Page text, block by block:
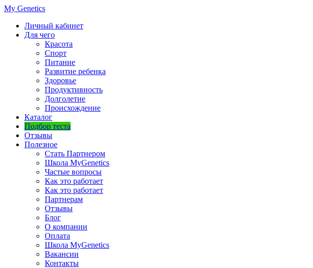
My Genetics
Личный кабинет
Для чего
Красота
Спорт
Питание
Развитие ребенка
Здоровье
Продуктивность
Долголетие
Происхождение
Каталог
Подбор теста
Отзывы
Полезное
Стать Партнером
Школа MyGenetics
Частые вопросы
Как это работает
Как это работает
Партнерам
Отзывы
Блог
О компании
Оплата
Школа MyGenetics
Вакансии
Контакты